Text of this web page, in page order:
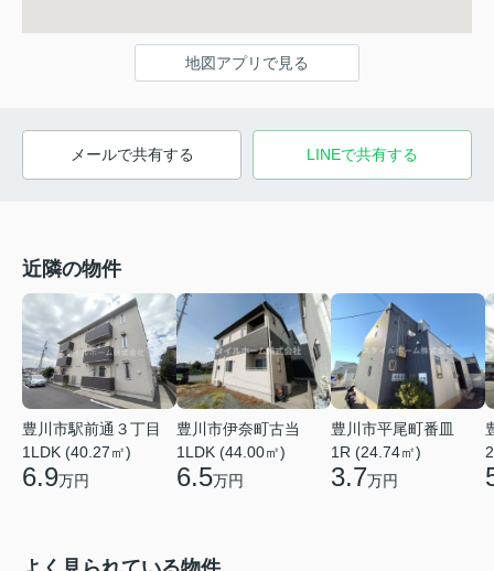
地図アプリで見る
メールで共有する LINEで共有する
近隣の物件
豊川市駅前通３丁目
1LDK (40.27㎡)
6.9万円
豊川市伊奈町古当
1LDK (44.00㎡)
6.5万円
豊川市平尾町番皿
1R (24.74㎡)
3.7万円